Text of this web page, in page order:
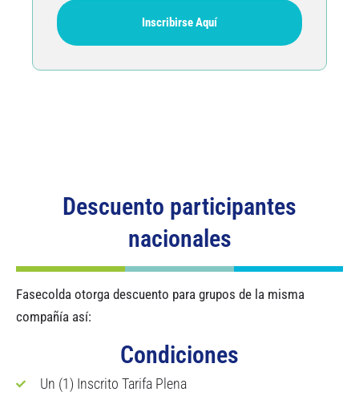
Inscribirse Aquí
Descuento participantes
nacionales
Fasecolda otorga descuento para grupos de la misma
compañía así:
Condiciones
Un (1) Inscrito Tarifa Plena